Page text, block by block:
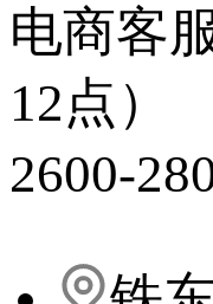
电商客
12点）
2600-